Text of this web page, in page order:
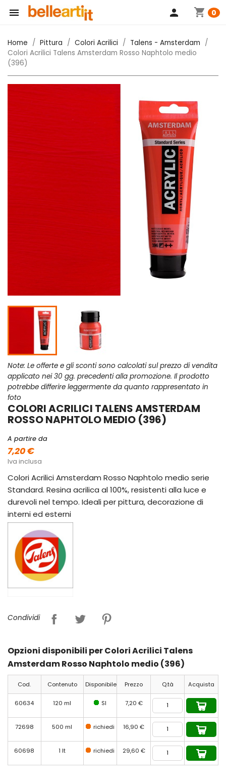
 shopping_cart 0
person
Home Pittura Colori Acrilici
Talens - Amsterdam
Colori Acrilici Talens Amsterdam Rosso Naphtolo medio
(396)
Note: Le offerte e gli sconti sono calcolati sul prezzo di vendita
applicato nei 30 gg. precedenti alla promozione. Il prodotto
potrebbe differire leggermente da quanto rappresentato in
foto
COLORI ACRILICI TALENS AMSTERDAM
ROSSO NAPHTOLO MEDIO (396)
A partire da
7,20 €
Iva inclusa
Colori Acrilici Amsterdam Rosso Naphtolo medio serie
Standard. Resina acrilica al 100%, resistenti alla luce e
durevoli nel tempo. Ideali per pittura, decorazione di
interni ed esterni
Condividi
Opzioni disponibili per Colori Acrilici Talens
Amsterdam Rosso Naphtolo medio (396)
Cod. Contenuto Disponibile Prezzo Q.tà Acquista
60634 120 ml SI 7,20 €
72698 500 ml richiedi 16,90 €
60698 1 lt richiedi 29,60 €